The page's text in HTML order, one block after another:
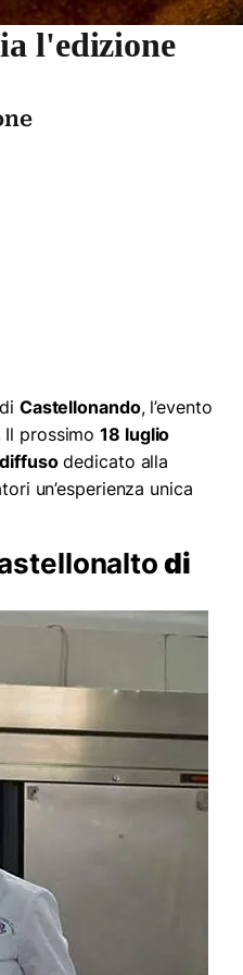
l'edizione
Castellonando, l’evento
Il prossimo18 luglio
dedicato alla
un’esperienza unica
di